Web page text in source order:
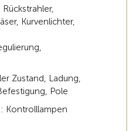
Kurvenlichter,
Zustand, Ladung,
Pole
Kontrolllampen